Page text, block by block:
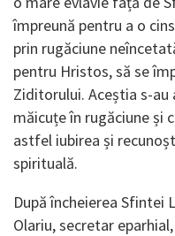
împreună pentru a o
prin rugăciune
pentru Hristos, să se
Ziditorului. Aceștia s-
măicuțe în rugăciune și
astfel iubirea și
spirituală.
După încheierea Sfintei
Olariu, secretar